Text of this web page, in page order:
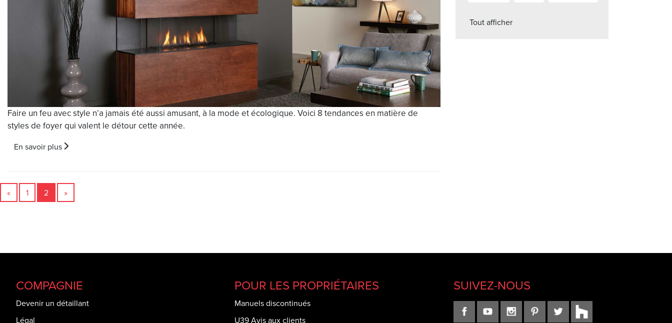
Faire un feu avec style n’a jamais été aussi amusant, à la mode et écologique. Voici 8 tendances en matière de
styles de foyer qui valent le détour cette année.
En savoir plus
« 1 2 »
Tout afficher
COMPAGNIE
Devenir un détaillant
Légal
POUR LES PROPRIÉTAIRES
Manuels discontinués
U39 Avis aux clients
SUIVEZ-NOUS